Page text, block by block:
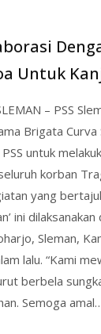
Untuk
– PSS
Brigata Curva
untuk
korban
yang
ini
Sleman,
lalu. “Kami
berbela
Semoga